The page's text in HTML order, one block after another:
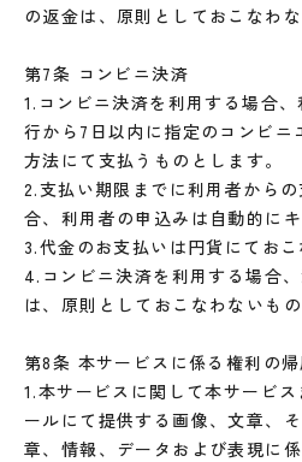
の返金は、原則としておこなわな
第7条 コンビニ決済
1.コンビニ決済を利用する場合
行から7日以内に指定のコンビニ
方法にて支払うものとします。
2.支払い期限までに利用者から
合、利用者の申込みは自動的に
3.代金のお支払いは円貨にておこ
4.コンビニ決済を利用する場合
は、原則としておこなわないもの
第8条 本サービスに係る権利の
1.本サービスに関して本サービ
ールにて提供する画像、文章、
章、情報、データおよび表現に